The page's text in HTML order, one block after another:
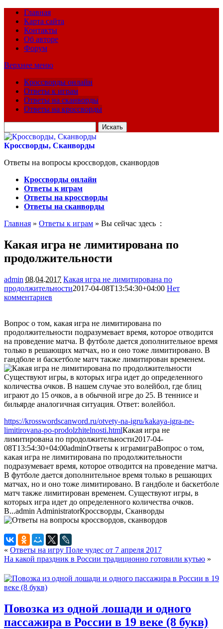
Главная
Карта сайта
Контакты
Об авторе
Форум
Верхнее меню
Кроссворды онлайн
Ответы к играм
Ответы на сканворды
Ответы на кроссворды
для:
Кроссворды, Сканворды
Ответы на вопросы кроссвордов, сканвордов
Кроссворды онлайн
Ответы к играм
Ответы на кроссворды
Ответы на сканворды
Главная » Ответы к играм » Вы сейчас здесь :
Какая игра не лимитирована по
продолжительности
admin 08.04.2017 Какая игра не лимитирована по
продолжительности2017-04-08T13:54:30+04:00 Нет
комментариев
Вопрос о том, какая игра не лимитирована по
продолжительности подразумевает время, которое отводится
на проведение матча. В футболе дается дополнительное время
только в решающих матчах, но и оно тоже лимитировано. В
гандболе и баскетболе матч также лимитирован временем.
Существуют игры, в которых игра идет до определенного
количества очков. В нашем случае это волейбол, где блиц
играют до 15 очков, а в обычной игре до 25. В теннисе и
бильярде аналогичная ситуация. Ответ: волейбол.
https://krosswordscanword.ru/otvety-na-igru/kakaya-igra-ne-
limitirovana-po-prodolzhitelnosti.htmlКакая игра не
лимитирована по продолжительности2017-04-
08T13:54:30+04:00adminОтветы к играмиграВопрос о том,
какая игра не лимитирована по продолжительности
подразумевает время, которое отводится на проведение матча.
В футболе дается дополнительное время только в решающих
матчах, но и оно тоже лимитировано. В гандболе и баскетболе
матч также лимитирован временем. Существуют игры, в
которых игра идет до определенного количества очков.
В...admin AdministratorКроссворды, Сканворды
« Ответы на игру Поле чудес от 7 апреля 2017
На какой праздник в России традиционно готовили кутью »
Повозка из одной лошади и одного
пассажира в России в 19 веке (8 букв)